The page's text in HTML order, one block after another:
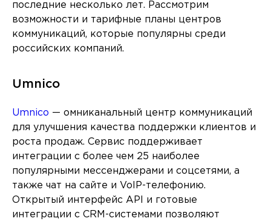
последние несколько лет. Рассмотрим
возможности и тарифные планы центров
коммуникаций, которые популярны среди
российских компаний.
Umnico
Umnico — омниканальный центр коммуникаций
для улучшения качества поддержки клиентов и
роста продаж. Сервис поддерживает
интеграции с более чем 25 наиболее
популярными мессенджерами и соцсетями, а
также чат на сайте и VoIP-телефонию.
Открытый интерфейс API и готовые
интеграции с CRM-системами позволяют